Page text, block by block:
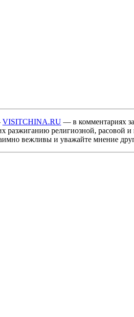
VISITCHINA.RU — в комментариях
разжиганию религиозной,
вежливы и уважайте мнение